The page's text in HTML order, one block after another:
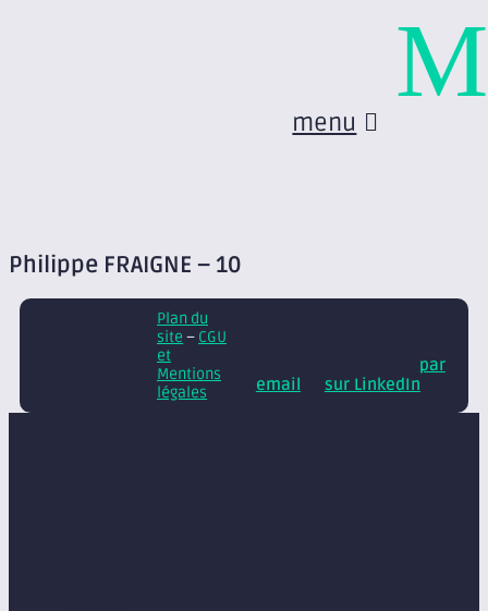
menu
Philippe FRAIGNE – 10
Plan du
site – CGU
et
Mentions
légales
par
email
sur LinkedIn
M